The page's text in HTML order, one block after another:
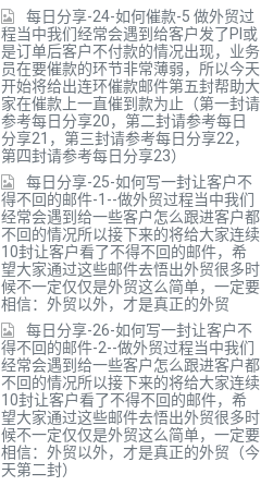
每日分享-24-如何催款-5 做外贸过
程当中我们经常会遇到给客户发了PI或
是订单后客户不付款的情况出现，业务
员在要催款的环节非常薄弱，所以今天
开始将给出连环催款邮件第五封帮助大
家在催款上一直催到款为止（第一封请
参考每日分享20，第二封请参考每日
分享21，第三封请参考每日分享22，
第四封请参考每日分享23）
每日分享-25-如何写一封让客户不
得不回的邮件-1--做外贸过程当中我们
经常会遇到给一些客户怎么跟进客户都
不回的情况所以接下来的将给大家连续
10封让客户看了不得不回的邮件，希
望大家通过这些邮件去悟出外贸很多时
候不一定仅仅是外贸这么简单，一定要
相信：外贸以外，才是真正的外贸
每日分享-26-如何写一封让客户不
得不回的邮件-2--做外贸过程当中我们
经常会遇到给一些客户怎么跟进客户都
不回的情况所以接下来的将给大家连续
10封让客户看了不得不回的邮件，希
望大家通过这些邮件去悟出外贸很多时
候不一定仅仅是外贸这么简单，一定要
相信：外贸以外，才是真正的外贸（今
天第二封）